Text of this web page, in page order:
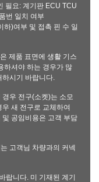
필요: 계기판 ECU TCU
번 일치 여부
)여부 및 접촉 핀 수 일
제품 표면에 생활 기스
하셔야 하는 경우가 많
하시기 바랍니다.
우 전구(소켓)는 소모
새 전구로 교체하여
공임비용은 고객 부담
고객님 차량과의 커넥
랍니다. 미 기재된 계기